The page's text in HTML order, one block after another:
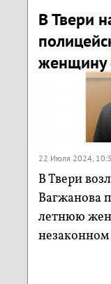
В Твери
женщину
22 Июля 2024,
В Твери
Вагжанова
летнюю